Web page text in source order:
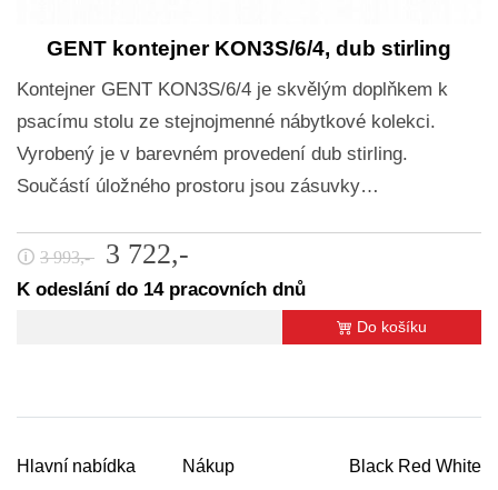
GENT kontejner KON3S/6/4, dub stirling
Kontejner GENT KON3S/6/4 je skvělým doplňkem k
psacímu stolu ze stejnojmenné nábytkové kolekci.
Vyrobený je v barevném provedení dub stirling.
Součástí úložného prostoru jsou zásuvky…
🛈 3 993,- 3 722,-
K odeslání do 14 pracovních dnů
Do košíku
Hlavní nabídka Nákup Black Red White